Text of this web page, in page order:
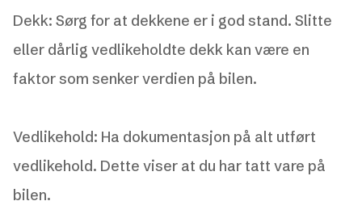
Dekk: Sørg for at dekkene er i god stand. Slitte
eller dårlig vedlikeholdte dekk kan være en
faktor som senker verdien på bilen.
Vedlikehold: Ha dokumentasjon på alt utført
vedlikehold. Dette viser at du har tatt vare på
bilen.